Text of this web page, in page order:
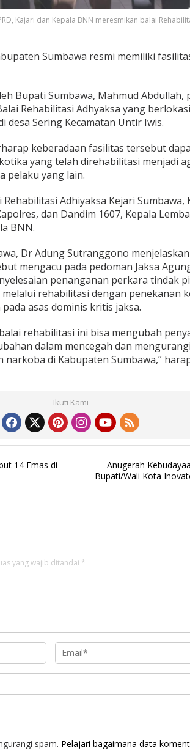
Kajari dan Kepala BNN meresmikan balai
Sumbawa resmi memiliki
Bupati Sumbawa, Mahmud Abdullah,
Rehabilitasi Adhyaksa yang
desa Sering Kecamatan Untir Iwis.
keberadaan fasilitas tersebut
yang telah direhabilitasi menjadi
pelaku yang lain.
Adhiyaksa Kejari Sumbawa,
dan Dandim 1607, Kepala
BNN.
Dr Adung Sutranggono
mengacu pada pedoman Jaksa
penanganan perkara tindak
rehabilitasi dengan penekanan
asas dominis kritis jaksa.
rehabilitasi ini bisa mengubah
dalam mencegah dan mengurangi
di Kabupaten Sumbawa,”
Ikuti Kami
14 Emas di
Anugerah
Bupati/Wali Kota
yang wajib ditandai *
spam. Pelajari bagaimana data